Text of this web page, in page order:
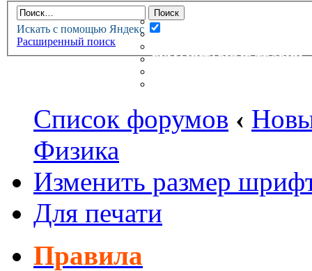
Искать с помощью Яндекс
Расширенный поиск
НОВАЯ ТЕОРИЯФОРУМ
НОВЫЕ СООБЩЕНИЯ
НЕПРОЧИТАННЫЕ
ГУМАНИТАРНЫЕ ТЕОРИИ
Список форумов ‹
Физика
Изменить размер
Для печати
Правила